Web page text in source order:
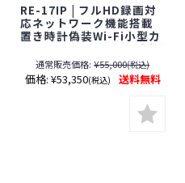
RE-17IP | フルHD録画対
応ネットワーク機能搭載
置き時計偽装Wi-Fi小型カ
メラ【SALE】【すぐ発(即
日発送)】【サンメカトロ
ニクス】【スパイカメ
ラ】【隠しカメラ】【期
通常販売価格: ¥55,000(税込)
価格: ¥53,350(税込) 送料無料